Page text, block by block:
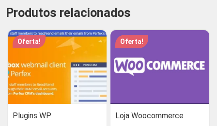
Produtos relacionados
Oferta!
Plugins WP
Oferta!
Loja Woocommerce